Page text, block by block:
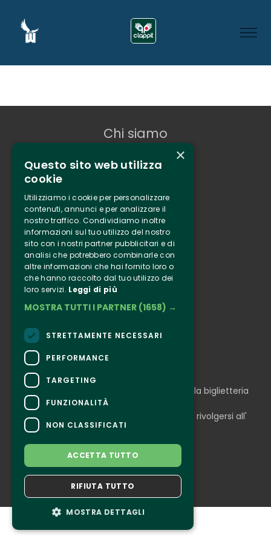
Chi siamo
Tenuta Selvaggia
Biglietteria
Clappit
Informazione
Seguici
Instagram
CONTATTI
Per informazioni e supporto all'acquisto della biglietteria
Clicca qui
Per informazioni sul programma e l'evento, rivolgersi all'
organizzatore.
Dichiarazione di accessibilità
×
Questo sito web utilizza
cookie
Utilizziamo i cookie per personalizzare
contenuti, annunci e per analizzare il
nostro traffico. Condividiamo inoltre
informazioni sul tuo utilizzo del nostro
sito con i nostri partner pubblicitari e di
analisi che potrebbero combinarle con
altre informazioni che hai fornito loro o
che hanno raccolto dal tuo utilizzo dei
loro servizi. Leggi di più
MOSTRA TUTTI I PARTNER (1658) →
STRETTAMENTE NECESSARI
PERFORMANCE
TARGETING
FUNZIONALITÀ
NON CLASSIFICATI
ACCETTA TUTTO
RIFIUTA TUTTO
MOSTRA DETTAGLI